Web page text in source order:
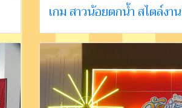
เกม สาวน้อยตกน้ำ สไตล์งา